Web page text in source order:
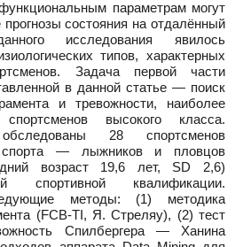
параметрам могут
состояния на отдалённый
исследования явилось
типов, характерных
Задача первой части
в данной статье — поиск
и тревожности, наиболее
высокого класса.
28 спортсменов
спорта — лыжников и пловцов
возраст 19,6 лет, SD 2,6)
спортивной квалификации.
методы: (1) методика
(FCB-TI, Я. Стреляу), (2) тест
Спилбергера — Ханина